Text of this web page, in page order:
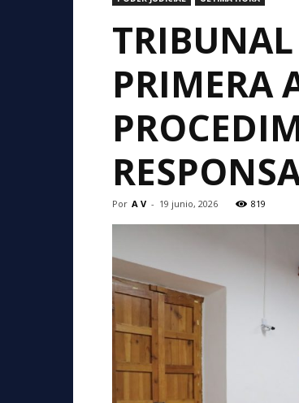
PRIMERA
Por A V - 19 junio, 2026 819